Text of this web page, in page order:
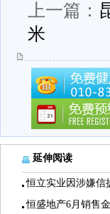
上一篇：
米
延伸阅读
恒立实业因涉嫌信
恒盛地产6月销售